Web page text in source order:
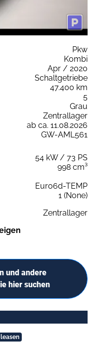
Pkw
Kombi
Apr / 2020
Schaltgetriebe
47.400 km
5
Grau
Zentrallager
ab ca. 11.08.2026
GW-AML561
54 kW / 73 PS
998 cm³
Euro6d-TEMP
1 (None)
Zentrallager
und andere
hier suchen